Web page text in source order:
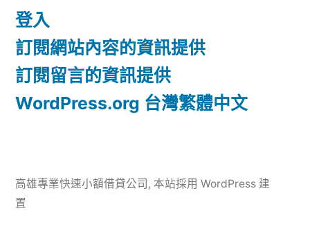
登入
訂閱網站內容的資訊提供
訂閱留言的資訊提供
WordPress.org 台灣繁體中文
高雄專業快速小額借貸公司 , 本站採用 WordPress 建
置